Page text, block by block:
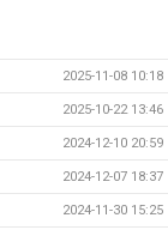
2025-11-08 10:18
2025-10-22 13:46
2024-12-10 20:59
2024-12-07 18:37
2024-11-30 15:25